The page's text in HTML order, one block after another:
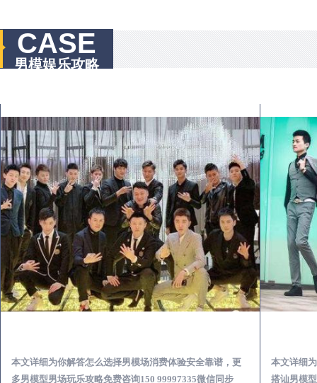
CASE
男模娱乐攻略
本文详细为你解答怎么选择男模场消费体验安全靠谱，更
多男模型男场玩乐攻略免费咨询150 99997335微信同步
本文详细
搭讪男模